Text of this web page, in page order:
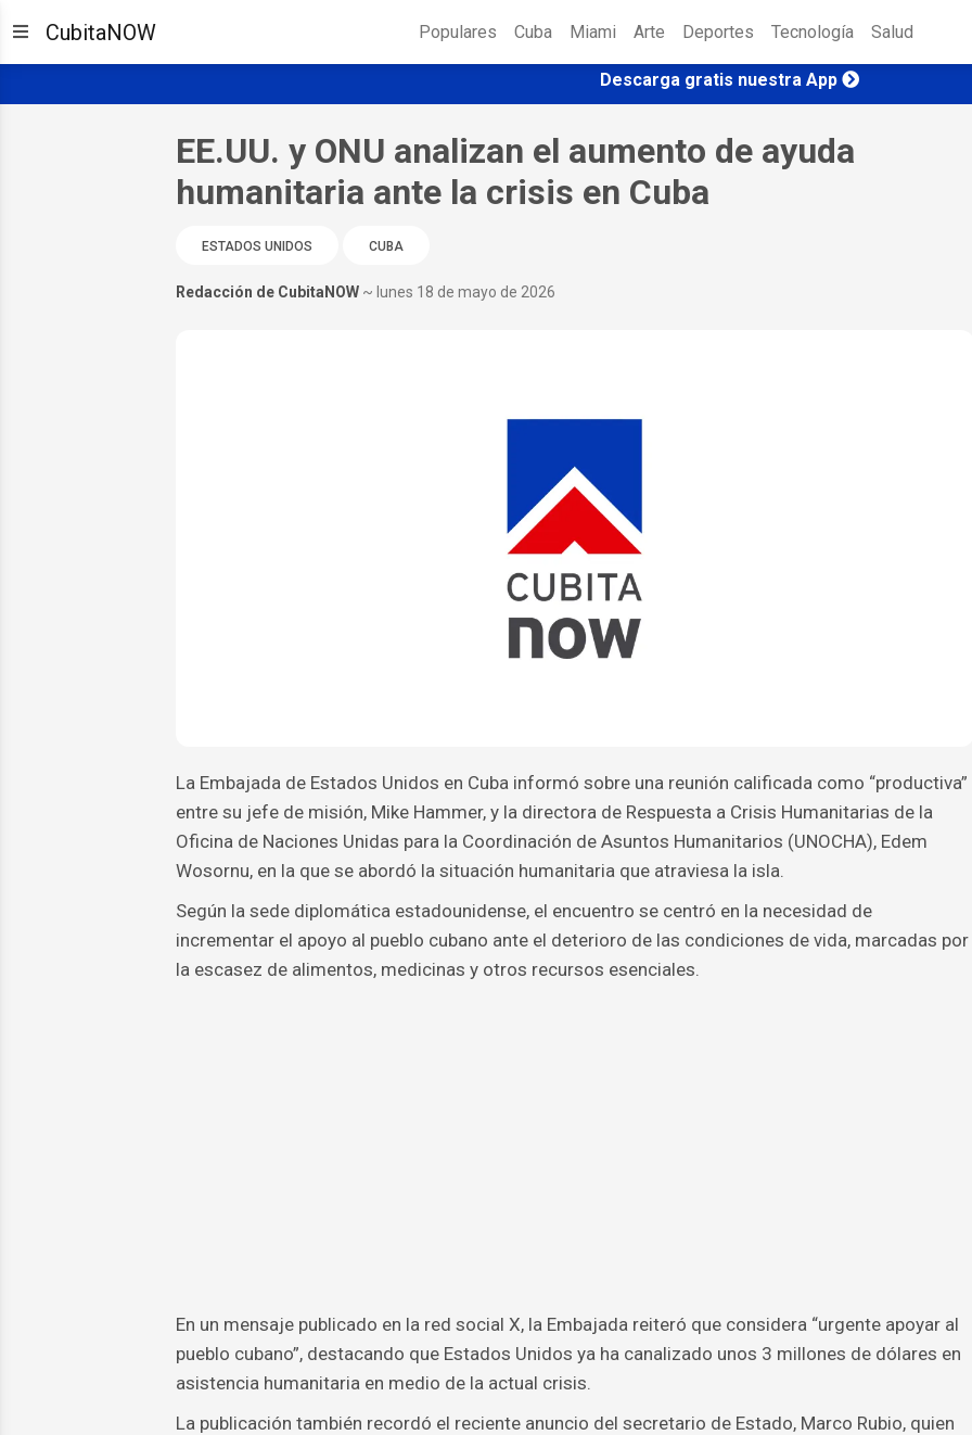
CubitaNOW Populares Cuba Miami Arte Deportes Tecnología Salud
Descarga gratis nuestra App
EE.UU. y ONU analizan el aumento de ayuda
humanitaria ante la crisis en Cuba
ESTADOS UNIDOS CUBA
Redacción de CubitaNOW ~ lunes 18 de mayo de 2026
La Embajada de Estados Unidos en Cuba informó sobre una reunión calificada como “productiva”
entre su jefe de misión, Mike Hammer, y la directora de Respuesta a Crisis Humanitarias de la
Oficina de Naciones Unidas para la Coordinación de Asuntos Humanitarios (UNOCHA), Edem
Wosornu, en la que se abordó la situación humanitaria que atraviesa la isla.
Según la sede diplomática estadounidense, el encuentro se centró en la necesidad de
incrementar el apoyo al pueblo cubano ante el deterioro de las condiciones de vida, marcadas por
la escasez de alimentos, medicinas y otros recursos esenciales.
En un mensaje publicado en la red social X, la Embajada reiteró que considera “urgente apoyar al
pueblo cubano”, destacando que Estados Unidos ya ha canalizado unos 3 millones de dólares en
asistencia humanitaria en medio de la actual crisis.
La publicación también recordó el reciente anuncio del secretario de Estado, Marco Rubio, quien